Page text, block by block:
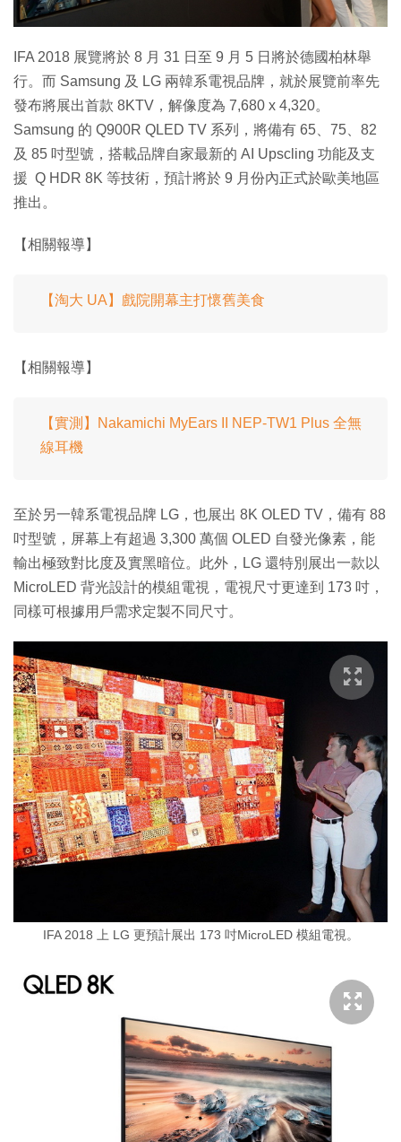
IFA 2018 展覽將於 8 月 31 日至 9 月 5 日將於德國柏林舉
行。而 Samsung 及 LG 兩韓系電視品牌，就於展覽前率先
發布將展出首款 8KTV，解像度為 7,680 x 4,320。
Samsung 的 Q900R QLED TV 系列，將備有 65、75、82
及 85 吋型號，搭載品牌自家最新的 AI Upscling 功能及支
援 Q HDR 8K 等技術，預計將於 9 月份內正式於歐美地區
推出。
【相關報導】
【淘大 UA】戲院開幕主打懷舊美食
【相關報導】
【實測】Nakamichi MyEars II NEP-TW1 Plus 全無
線耳機
至於另一韓系電視品牌 LG，也展出 8K OLED TV，備有 88
吋型號，屏幕上有超過 3,300 萬個 OLED 自發光像素，能
輸出極致對比度及實黑暗位。此外，LG 還特別展出一款以
MicroLED 背光設計的模組電視，電視尺寸更達到 173 吋，
同樣可根據用戶需求定製不同尺寸。
IFA 2018 上 LG 更預計展出 173 吋MicroLED 模組電視。